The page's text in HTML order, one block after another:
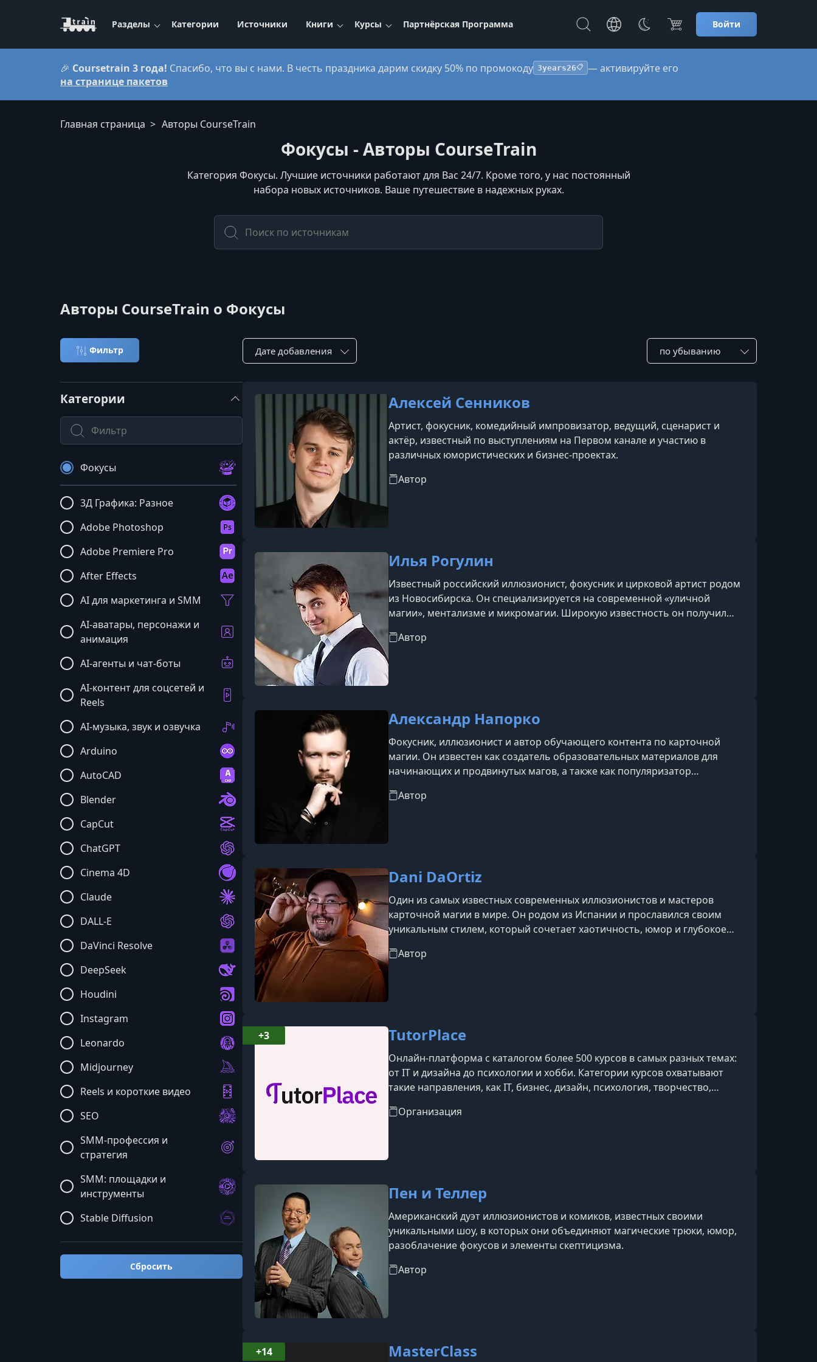
Разделы Категории Источники Книги Курсы Партнёрская Программа Войти
🎉 Coursetrain 3 года! Спасибо, что вы с нами. В честь праздника дарим скидку 50% по промокоду 3years26📋 — активируйте его
на странице пакетов
Главная страница Авторы CourseTrain
Фокусы - Авторы CourseTrain
Категория Фокусы. Лучшие источники работают для Вас 24/7. Кроме того, у нас постоянный
набора новых источников. Ваше путешествие в надежных руках.
Авторы CourseTrain о Фокусы
Фильтр Сортировка по: Сотировать по:
Категории
Поиск по категории
Фокусы
3Д Графика: Разное
Adobe Photoshop
Adobe Premiere Pro
After Effects
AI для маркетинга и SMM
AI-аватары, персонажи и
анимация
AI-агенты и чат-боты
AI-контент для соцсетей и
Reels
AI-музыка, звук и озвучка
Arduino
AutoCAD
Blender
CapCut
ChatGPT
Cinema 4D
Claude
DALL-E
DaVinci Resolve
DeepSeek
Houdini
Instagram
Leonardo
Midjourney
Reels и короткие видео
SEO
SMM-профессия и
стратегия
SMM: площадки и
инструменты
Stable Diffusion
Telegram
Unreal EngineСбросить
Алексей Сенников
Артист, фокусник, комедийный импровизатор, ведущий, сценарист и
актёр, известный по выступлениям на Первом канале и участию в
различных юмористических и бизнес-проектах.
Автор
Илья Рогулин
Известный российский иллюзионист, фокусник и цирковой артист родом
из Новосибирска. Он специализируется на современной «уличной
магии», ментализме и микромагии. Широкую известность он получил
профессиональных конкурсах.
Автор
Александр Напорко
Фокусник, иллюзионист и автор обучающего контента по карточной
магии. Он известен как создатель образовательных материалов для
начинающих и продвинутых магов, а также как популяризатор
Автор
Dani DaOrtiz
Один из самых известных современных иллюзионистов и мастеров
карточной магии в мире. Он родом из Испании и прославился своим
уникальным стилем, который сочетает хаотичность, юмор и глубокое
способность создавать ощущение полной импровизации, при этом все
Автор
TutorPlace
Онлайн-платформа с каталогом более 500 курсов в самых разных темах:
от IT и дизайна до психологии и хобби. Категории курсов охватывают
такие направления, как IT, бизнес, дизайн, психология, творчество,
Организация
+3
Пен и Теллер
Американский дуэт иллюзионистов и комиков, известных своими
уникальными шоу, в которых они объединяют магические трюки, юмор,
разоблачение фокусов и элементы скептицизма.
Автор
MasterClass
+14